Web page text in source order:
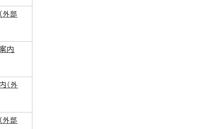
（外部
内
（外
（外部